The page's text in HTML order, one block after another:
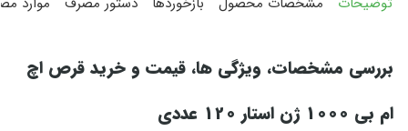
بررسی مشخصات، ویژگی‌ ها، قیمت و خرید قرص اچ
ام بی 1000 ژن استار 120 عددی